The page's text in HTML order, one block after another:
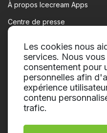
Les cookies nous
services. Nous
consentement pour
personnelles afin
expérience
contenu
trafic.
À propos Icecream Apps
Centre de presse
Coopération